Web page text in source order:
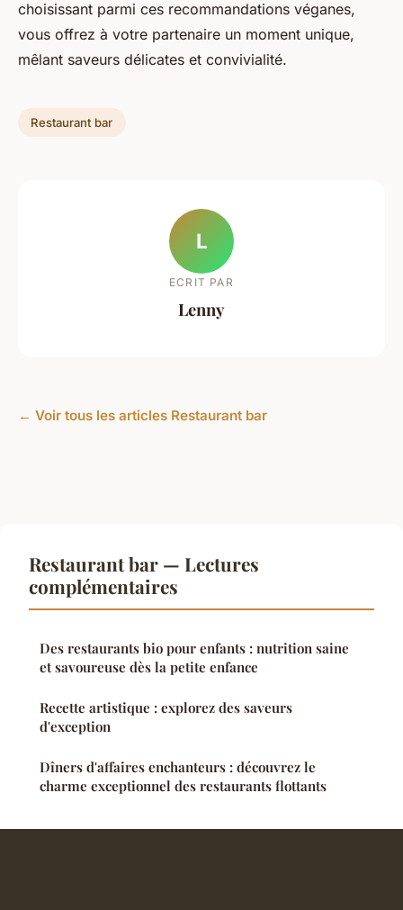
choisissant parmi ces recommandations véganes,
vous offrez à votre partenaire un moment unique,
mêlant saveurs délicates et convivialité.
Restaurant bar
L
ECRIT PAR
Lenny
← Voir tous les articles Restaurant bar
Restaurant bar — Lectures
complémentaires
Des restaurants bio pour enfants : nutrition saine
et savoureuse dès la petite enfance
Recette artistique : explorez des saveurs
d'exception
Dîners d'affaires enchanteurs : découvrez le
charme exceptionnel des restaurants flottants